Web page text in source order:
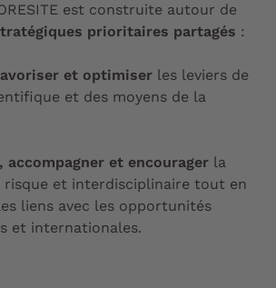
est construite autour de
prioritaires partagés :
et optimiser les leviers de
et des moyens de la
accompagner et encourager la
risque et interdisciplinaire tout en
liens avec les opportunités
et internationales.